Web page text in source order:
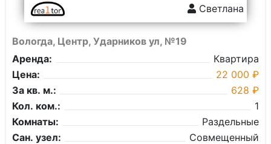
Светлана
Вологда, Центр, Ударников ул, №19
Аренда:
Квартира
Цена:
22 000 ₽
За кв. м.:
628 ₽
Кол. ком.:
1
Комнаты:
Раздельные
Сан. узел:
Совмещенный